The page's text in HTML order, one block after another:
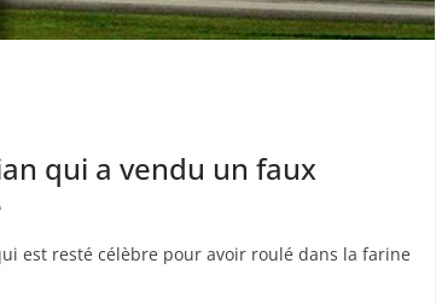
qui a vendu un faux
est resté célèbre pour avoir roulé dans la farine